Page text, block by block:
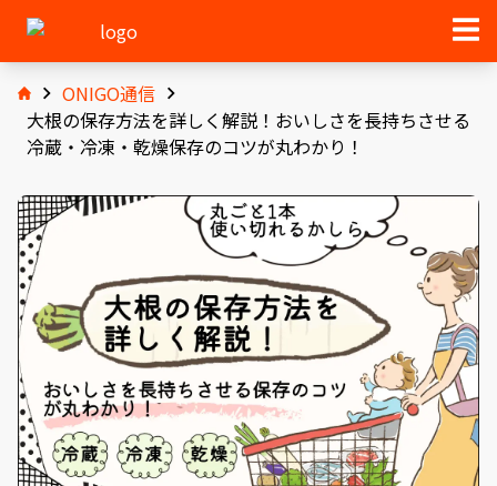
ONIGO通信
大根の保存方法を詳しく解説！おいしさを長持ちさせる
冷蔵・冷凍・乾燥保存のコツが丸わかり！